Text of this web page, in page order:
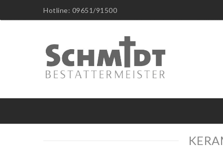
Hotline: 09651/91500